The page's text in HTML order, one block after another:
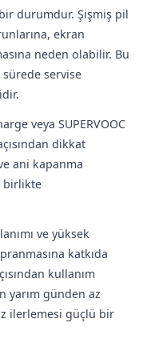
durumdur. Şişmiş pil
ekran
neden olabilir. Bu
servise
veya SUPERVOOC
dikkat
ani kapanma
birlikte
ve yüksek
katkıda
kullanım
yarım günden az
ilerlemesi güçlü bir